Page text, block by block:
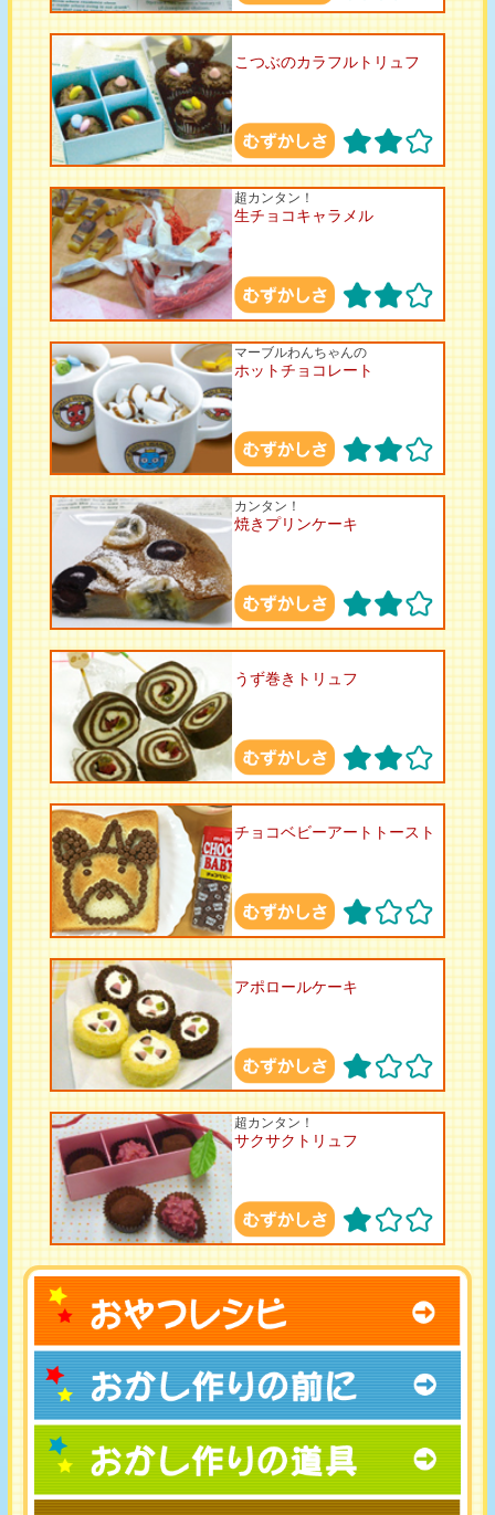
こつぶのカラフルトリュフ
超カンタン！
生チョコキャラメル
マーブルわんちゃんの
ホットチョコレート
カンタン！
焼きプリンケーキ
うず巻きトリュフ
チョコベビーアートトースト
アポロールケーキ
超カンタン！
サクサクトリュフ